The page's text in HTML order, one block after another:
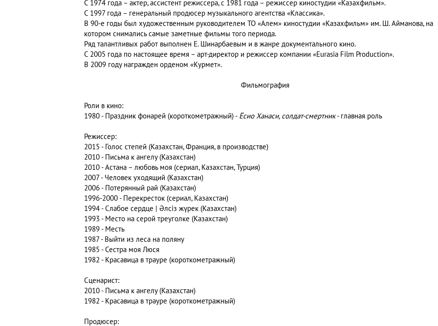
С 1974 года – актер, ассистент режиссера, с 1981 года – ре­жиссер киностудии «Казахфильм».
С 1997 года – генераль­ный продюсер музыкального агентства «Классика».
В 90-е годы был художественным руководителем ТО «Алем» киностудии «Казахфильм» им. Ш. Айманова, на
котором снимались самые заметные фильмы того периода.
Ряд талантливых работ выполнен Е. Шинарбаевым и в жанре документального кино.
С 2005 года по настоящее время – арт-директор и режиссер компании «Eurasia Film Production».
В 2009 году награжден орденом «Курмет».
Фильмография
Роли в кино:
1980 - Праздник фонарей (короткометражный) - Ёсио Ханаси, солдат-смертник- главная роль
Режиссер:
2015 - Голос степей (Казахстан, Франция, в производстве)
2010 - Письма к ангелу (Казахстан)
2010 - Астана – любовь моя (сериал, Казахстан, Турция)
2007 - Человек уходящий (Казахстан)
2006 - Потерянный рай (Казахстан)
1996-2000 - Перекресток (сериал, Казахстан)
1994 - Слабое сердце | Әлсіз жүрек (Казахстан)
1993 - Место на серой треуголке (Казахстан)
1989 - Месть
1987 - Выйти из леса на поляну
1985 - Сестра моя Люся
1982 - Красавица в трауре (короткометражный)
Сценарист:
2010 - Письма к ангелу (Казахстан)
1982 - Красавица в трауре (короткометражный)
Продюсер: